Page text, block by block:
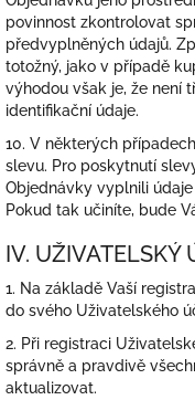
povinnost zkontrolovat
předvyplněných údajů.
totožný, jako v případě
výhodou však je, že není
identifikační údaje.
10. V některých
slevu. Pro poskytnutí
Objednávky vyplnili
Pokud tak učiníte, bude
IV. UŽIVATELSKÝ
1. Na základě Vaší
do svého Uživatelského
2. Při registraci
správně a pravdivě
aktualizovat.